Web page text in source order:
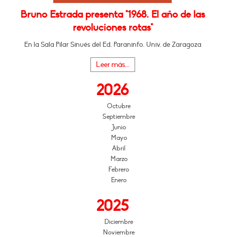
Bruno Estrada presenta "1968. El año de las
revoluciones rotas"
En la Sala Pilar Sinués del Ed. Paraninfo. Univ. de Zaragoza
Leer más...
2026
Octubre
Septiembre
Junio
Mayo
Abril
Marzo
Febrero
Enero
2025
Diciembre
Noviembre